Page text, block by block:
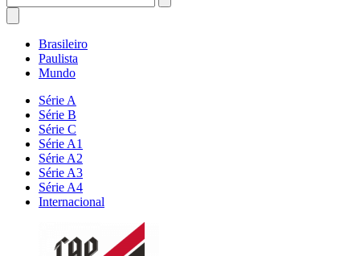
Brasileiro
Paulista
Mundo
Série A
Série B
Série C
Série A1
Série A2
Série A3
Série A4
Internacional